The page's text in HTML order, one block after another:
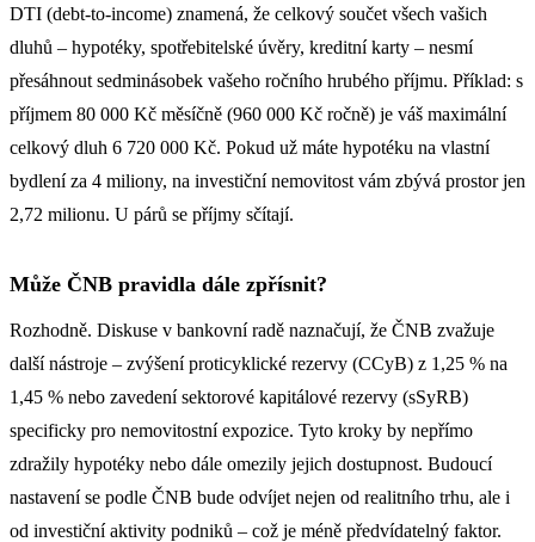
DTI (debt-to-income) znamená, že celkový součet všech vašich
dluhů – hypotéky, spotřebitelské úvěry, kreditní karty – nesmí
přesáhnout sedminásobek vašeho ročního hrubého příjmu. Příklad: s
příjmem 80 000 Kč měsíčně (960 000 Kč ročně) je váš maximální
celkový dluh 6 720 000 Kč. Pokud už máte hypotéku na vlastní
bydlení za 4 miliony, na investiční nemovitost vám zbývá prostor jen
2,72 milionu. U párů se příjmy sčítají.
Může ČNB pravidla dále zpřísnit?
Rozhodně. Diskuse v bankovní radě naznačují, že ČNB zvažuje
další nástroje – zvýšení proticyklické rezervy (CCyB) z 1,25 % na
1,45 % nebo zavedení sektorové kapitálové rezervy (sSyRB)
specificky pro nemovitostní expozice. Tyto kroky by nepřímo
zdražily hypotéky nebo dále omezily jejich dostupnost. Budoucí
nastavení se podle ČNB bude odvíjet nejen od realitního trhu, ale i
od investiční aktivity podniků – což je méně předvídatelný faktor.